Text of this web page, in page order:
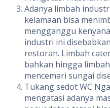
Adanya limbah
kelamaan bisa
mengganggu
industri ini
restoran. Limbah
bahkan hingga
mencemari sungai
Tukang sedot WC
mengatasi adanya